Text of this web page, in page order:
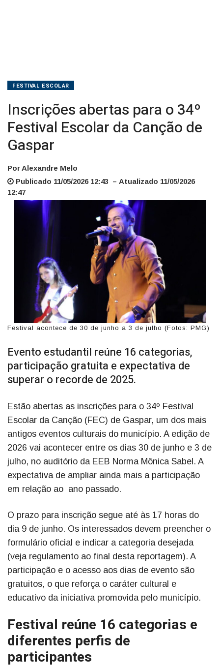
FESTIVAL ESCOLAR
Inscrições abertas para o 34º
Festival Escolar da Canção de
Gaspar
Por Alexandre Melo
Publicado 11/05/2026 12:43 – Atualizado 11/05/2026
12:47
Festival acontece de 30 de junho a 3 de julho (Fotos: PMG)
Evento estudantil reúne 16 categorias,
participação gratuita e expectativa de
superar o recorde de 2025.
Estão abertas as inscrições para o 34º Festival
Escolar da Canção (FEC) de Gaspar, um dos mais
antigos eventos culturais do município. A edição de
2026 vai acontecer entre os dias 30 de junho e 3 de
julho, no auditório da EEB Norma Mônica Sabel. A
expectativa de ampliar ainda mais a participação
em relação ao ano passado.
O prazo para inscrição segue até às 17 horas do
dia 9 de junho. Os interessados devem preencher o
formulário oficial e indicar a categoria desejada
(veja regulamento ao final desta reportagem). A
participação e o acesso aos dias de evento são
gratuitos, o que reforça o caráter cultural e
educativo da iniciativa promovida pelo município.
Festival reúne 16 categorias e
diferentes perfis de
participantes